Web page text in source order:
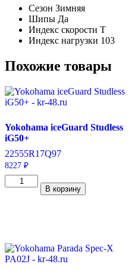
Сезон Зимняя
Шипы Да
Индекс скорости T
Индекс нагрузки 103
Похожие товары
Yokohama iceGuard Studless
iG50+
22555R17Q97
8227 ₽
Количество
товара
225/55/R17
97
Q
В корзину